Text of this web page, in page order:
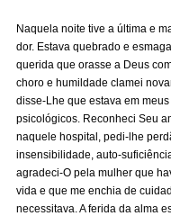
Naquela noite tive a última e
dor. Estava quebrado e
querida que orasse a Deus
choro e humildade clamei
disse-Lhe que estava em
psicológicos. Reconheci Seu
naquele hospital, pedi-lhe
insensibilidade, auto-
agradeci-O pela mulher que
vida e que me enchia de
necessitava. A ferida da alma